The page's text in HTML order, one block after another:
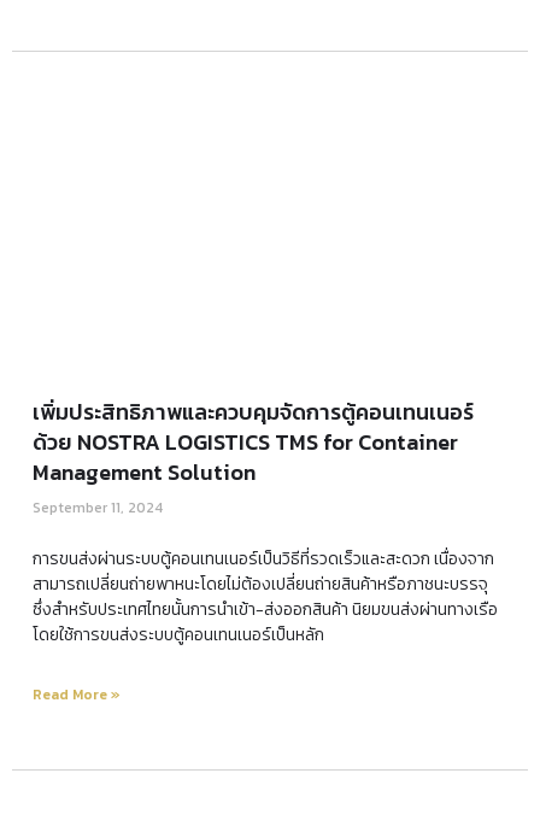
เพิ่มประสิทธิภาพและควบคุมจัดการตู้คอนเทนเนอร์
ด้วย NOSTRA LOGISTICS TMS for Container
Management Solution
September 11, 2024
การขนส่งผ่านระบบตู้คอนเทนเนอร์เป็นวิธีที่รวดเร็วและสะดวก เนื่องจาก
สามารถเปลี่ยนถ่ายพาหนะโดยไม่ต้องเปลี่ยนถ่ายสินค้าหรือภาชนะบรรจุ
ซึ่งสำหรับประเทศไทยนั้นการนำเข้า-ส่งออกสินค้า นิยมขนส่งผ่านทางเรือ
โดยใช้การขนส่งระบบตู้คอนเทนเนอร์เป็นหลัก
Read More »